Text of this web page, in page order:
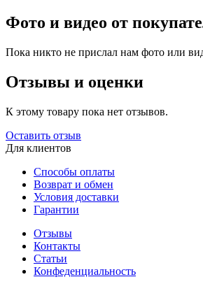
Фото и видео от
Пока никто не прислал нам фото или
Отзывы и оценки
К этому товару пока нет отзывов.
Оставить отзыв
Для клиентов
Способы оплаты
Возврат и обмен
Условия доставки
Гарантии
Отзывы
Контакты
Статьи
Конфеденциальность